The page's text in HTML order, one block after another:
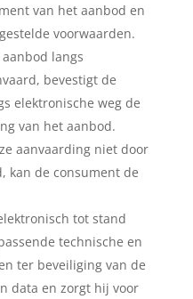
van het aanbod en
voorwaarden.
langs
bevestigt de
elektronische weg de
van het aanbod.
aanvaarding niet door
kan de consument de
tot stand
technische en
ter beveiliging van de
data en zorgt hij voor